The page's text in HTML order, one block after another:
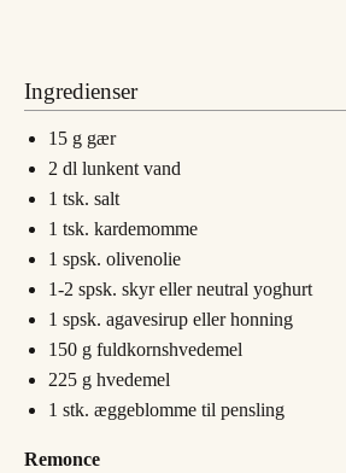
Ingredienser
15 g gær
2 dl lunkent vand
1 tsk. salt
1 tsk. kardemomme
1 spsk. olivenolie
1-2 spsk. skyr eller neutral yoghurt
1 spsk. agavesirup eller honning
150 g fuldkornshvedemel
225 g hvedemel
1 stk. æggeblomme til pensling
Remonce